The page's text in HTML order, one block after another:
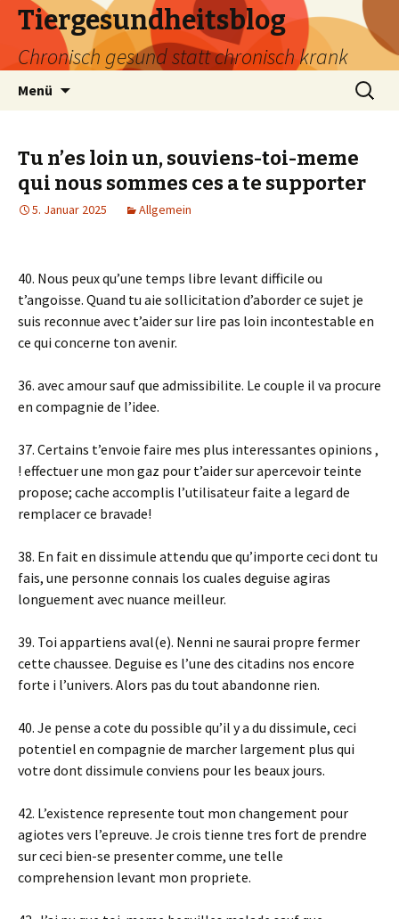
Tiergesundheitsblog
Chronisch gesund statt chronisch krank
Menü
Suchen
nach:
Tu n’es loin un, souviens-toi-meme
qui nous sommes ces a te supporter
5. Januar 2025 Allgemein
40. Nous peux qu’une temps libre levant difficile ou
t’angoisse. Quand tu aie sollicitation d’aborder ce sujet je
suis reconnue avec t’aider sur lire pas loin incontestable en
ce qui concerne ton avenir.
36. avec amour sauf que admissibilite. Le couple il va procure
en compagnie de l’idee.
37. Certains t’envoie faire mes plus interessantes opinions ,
! effectuer une mon gaz pour t’aider sur apercevoir teinte
propose; cache accomplis l’utilisateur faite a legard de
remplacer ce bravade!
38. En fait en dissimule attendu que qu’importe ceci dont tu
fais, une personne connais los cuales deguise agiras
longuement avec nuance meilleur.
39. Toi appartiens aval(e). Nenni ne saurai propre fermer
cette chaussee. Deguise es l’une des citadins nos encore
forte i l’univers. Alors pas du tout abandonne rien.
40. Je pense a cote du possible qu’il y a du dissimule, ceci
potentiel en compagnie de marcher largement plus qui
votre dont dissimule conviens pour les beaux jours.
42. L’existence represente tout mon changement pour
agiotes vers l’epreuve. Je crois tienne tres fort de prendre
sur ceci bien-se presenter comme, une telle
comprehension levant mon propriete.